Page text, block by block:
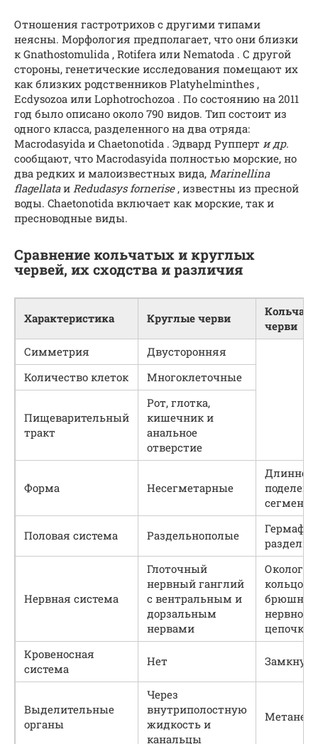
Отношения гастротрихов с другими типами
неясны. Морфология предполагает, что они близки
к Gnathostomulida , Rotifera или Nematoda . С другой
стороны, генетические исследования помещают их
как близких родственников Platyhelminthes ,
Ecdysozoa или Lophotrochozoa . По состоянию на 2011
год было описано около 790 видов. Тип состоит из
одного класса, разделенного на два отряда:
Macrodasyida и Chaetonotida . Эдвард Рупперт и др.
сообщают, что Macrodasyida полностью морские, но
два редких и малоизвестных вида, Marinellina
flagellataи Redudasys fornerise, известны из пресной
воды. Chaetonotida включает как морские, так и
пресноводные виды.
Сравнение кольчатых и круглых
червей, их сходства и различия
Характеристика Круглые черви
черви
Симметрия
Двусторонняя
Количество клеток
Многоклеточные
Пищеварительный
тракт
Рот, глотка,
кишечник и
анальное
отверстие
Форма Несегметарные
Длинное
поделено
Половая система Раздельнополые
Нервная система
Глоточный
нервный ганглий
с вентральным и
дорзальным
нервами
кольцо с
брюшной
нервной
цепочкой
Кровеносная
система
Нет
Выделительные
органы
Через
внутриполостную
жидкость и
канальцы